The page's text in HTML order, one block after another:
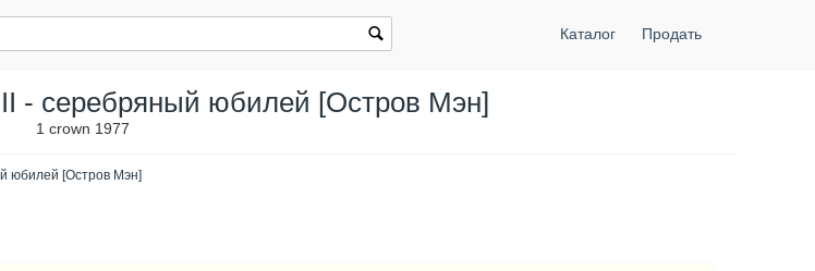
Каталог Продать
II - серебряный юбилей [Остров Мэн]
1 crown 1977
юбилей [Остров Мэн]